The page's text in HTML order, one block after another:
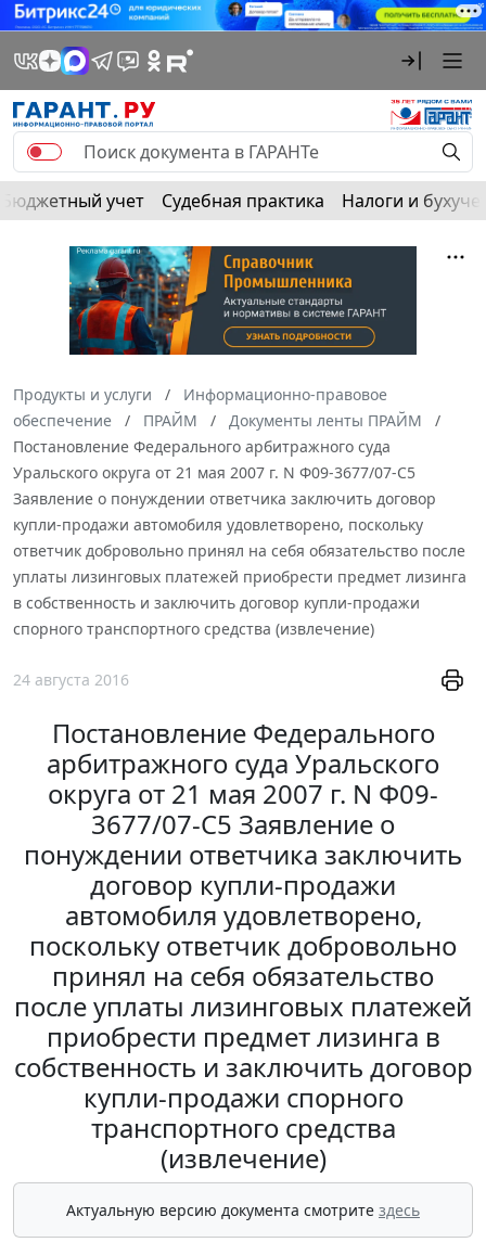
Бюджетный учет Судебная практика Налоги и
Продукты и услуги
Информационно-правовое
обеспечение
ПРАЙМ
Документы ленты ПРАЙМ
Постановление Федерального арбитражного суда
Уральского округа от 21 мая 2007 г. N Ф09-3677/07-С5
Заявление о понуждении ответчика заключить договор
купли-продажи автомобиля удовлетворено, поскольку
ответчик добровольно принял на себя обязательство после
уплаты лизинговых платежей приобрести предмет лизинга
в собственность и заключить договор купли-продажи
спорного транспортного средства (извлечение)
24 августа 2016
Постановление Федерального
арбитражного суда Уральского
округа от 21 мая 2007 г. N Ф09-
3677/07-С5 Заявление о
понуждении ответчика заключить
договор купли-продажи
автомобиля удовлетворено,
поскольку ответчик добровольно
принял на себя обязательство
после уплаты лизинговых платежей
приобрести предмет лизинга в
собственность и заключить договор
купли-продажи спорного
транспортного средства
(извлечение)
Актуальную версию документа смотрите здесь